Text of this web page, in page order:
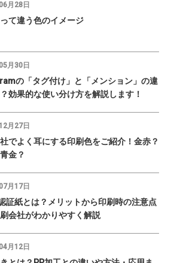
月28日
て違う色のイメージ
月30日
の「タグ付け」と「メンション」の違
効果的な使い分け方を解説します！
月27日
でよく耳にする印刷色をご紹介！金赤？
金？
月17日
証紙とは？メリットから印刷時の注意点
会社がわかりやすく解説
月12日